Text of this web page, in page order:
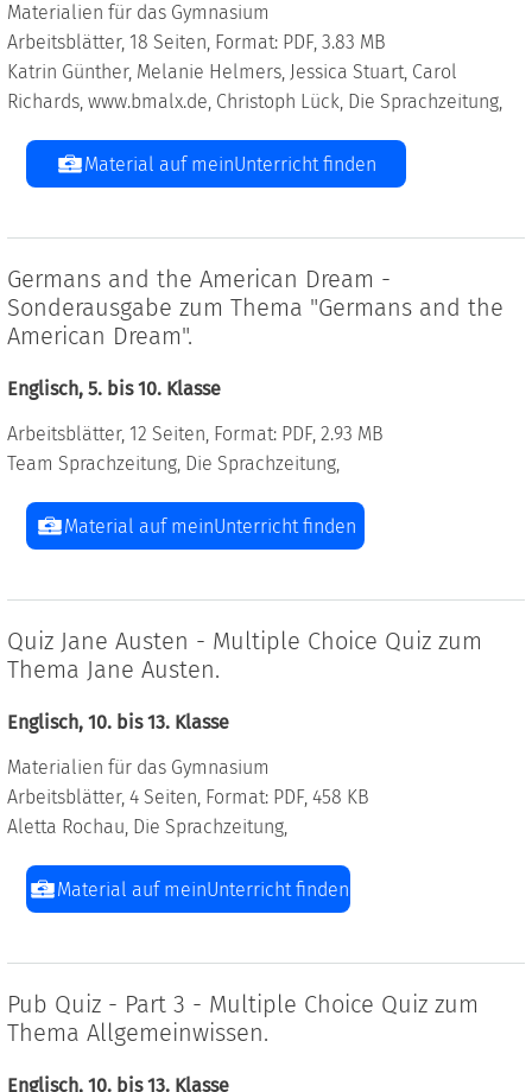
Materialien für das Gymnasium
Arbeitsblätter, 18 Seiten, Format: PDF, 3.83 MB
Katrin Günther, Melanie Helmers, Jessica Stuart, Carol
Richards, www.bmalx.de, Christoph Lück, Die Sprachzeitung,
Material auf meinUnterricht finden
Germans and the American Dream -
Sonderausgabe zum Thema "Germans and the
American Dream".
Englisch, 5. bis 10. Klasse
Arbeitsblätter, 12 Seiten, Format: PDF, 2.93 MB
Team Sprachzeitung, Die Sprachzeitung,
Material auf meinUnterricht finden
Quiz Jane Austen - Multiple Choice Quiz zum
Thema Jane Austen.
Englisch, 10. bis 13. Klasse
Materialien für das Gymnasium
Arbeitsblätter, 4 Seiten, Format: PDF, 458 KB
Aletta Rochau, Die Sprachzeitung,
Material auf meinUnterricht finden
Pub Quiz - Part 3 - Multiple Choice Quiz zum
Thema Allgemeinwissen.
Englisch, 10. bis 13. Klasse